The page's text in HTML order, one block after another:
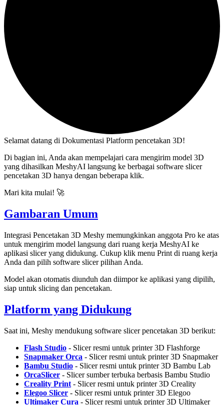
Selamat datang di Dokumentasi Platform pencetakan 3D!
Di bagian ini, Anda akan mempelajari cara mengirim model 3D
yang dihasilkan MeshyAI langsung ke berbagai software slicer
pencetakan 3D hanya dengan beberapa klik.
Mari kita mulai! 🚀
Gambaran Umum
Integrasi Pencetakan 3D Meshy memungkinkan anggota Pro ke atas
untuk mengirim model langsung dari ruang kerja MeshyAI ke
aplikasi slicer yang didukung. Cukup klik menu Print di ruang kerja
Anda dan pilih software slicer pilihan Anda.
Model akan otomatis diunduh dan diimpor ke aplikasi yang dipilih,
siap untuk slicing dan pencetakan.
Platform yang Didukung
Saat ini, Meshy mendukung software slicer pencetakan 3D berikut:
Flash Studio - Slicer resmi untuk printer 3D Flashforge
Snapmaker Orca - Slicer resmi untuk printer 3D Snapmaker
Bambu Studio - Slicer resmi untuk printer 3D Bambu Lab
OrcaSlicer - Slicer sumber terbuka berbasis Bambu Studio
Creality Print - Slicer resmi untuk printer 3D Creality
Elegoo Slicer - Slicer resmi untuk printer 3D Elegoo
Ultimaker Cura - Slicer resmi untuk printer 3D Ultimaker